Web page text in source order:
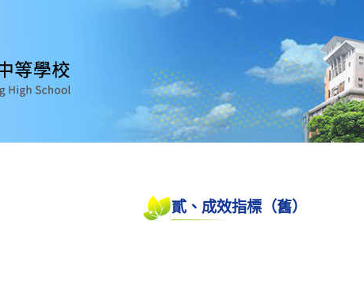
貳、成效指標（舊）